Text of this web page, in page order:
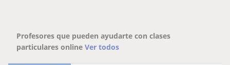
Profesores que pueden ayudarte con clases
particulares online Ver todos